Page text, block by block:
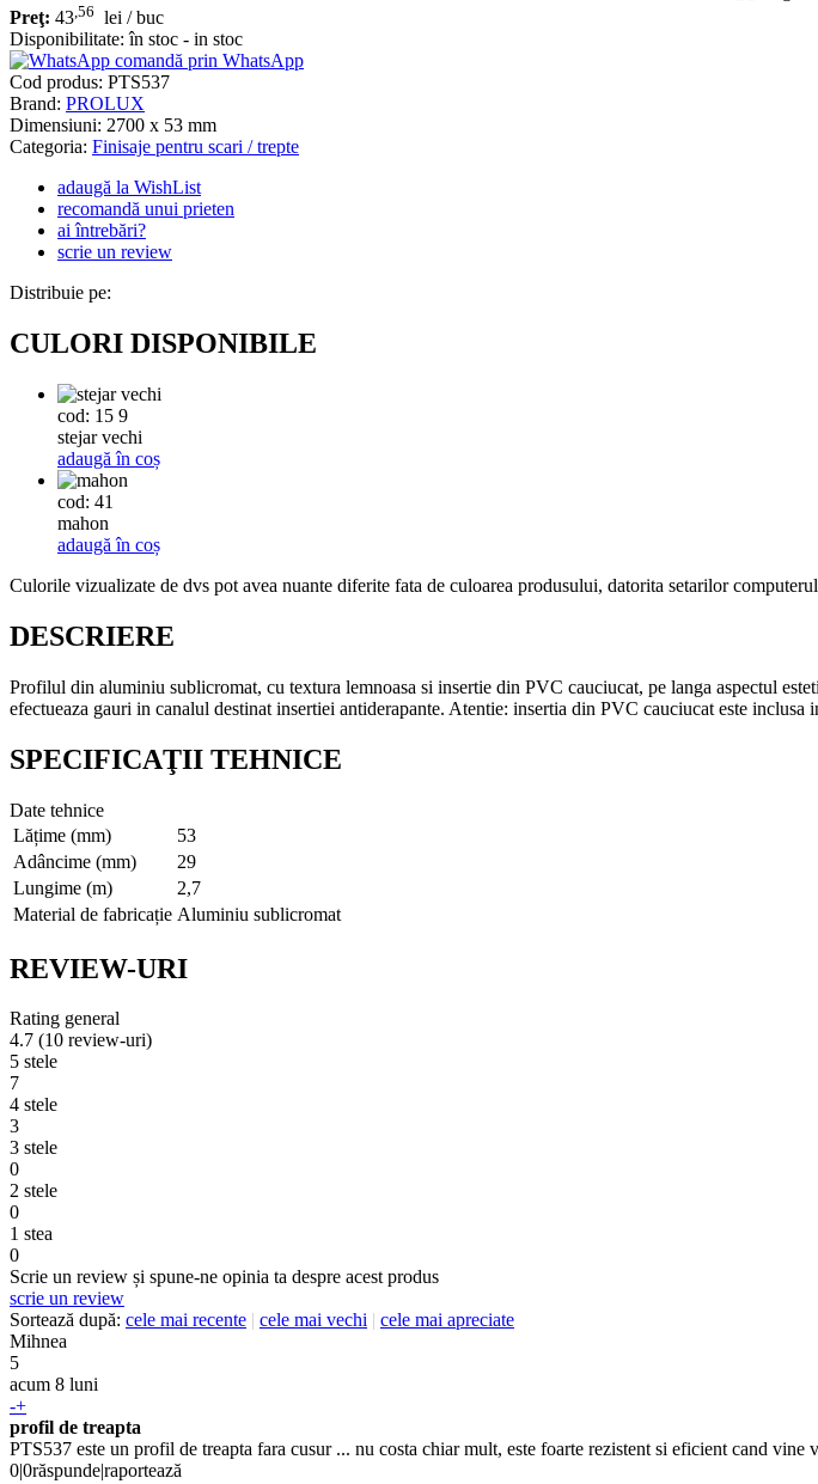
Preţ: 43 ,56 lei / buc
Disponibilitate: în stoc - in stoc
comandă prin WhatsApp
Cod produs: PTS537
Brand: PROLUX
Dimensiuni: 2700 x 53 mm
Categoria: Finisaje pentru scari / trepte
adaugă la WishList
recomandă unui prieten
ai întrebări?
scrie un review
Distribuie pe:
CULORI DISPONIBILE
cod: 15 9
stejar vechi
adaugă în coș
cod: 41
mahon
adaugă în coș
Culorile vizualizate de dvs pot avea nuante diferite fata de culoarea produsului, datorita setarilor
DESCRIERE
Profilul din aluminiu sublicromat, cu textura lemnoasa si insertie din PVC cauciucat, pe langa aspectul
efectueaza gauri in canalul destinat insertiei antiderapante. Atentie: insertia din PVC cauciucat este inclusa
SPECIFICAŢII TEHNICE
Date tehnice
Lățime (mm)
53
Adâncime (mm)
29
Lungime (m)
2,7
Material de fabricație Aluminiu sublicromat
REVIEW-URI
Rating general
4.7 (10 review-uri)
5 stele
7
4 stele
3
3 stele
0
2 stele
0
1 stea
0
Scrie un review și spune-ne opinia ta despre acest produs
scrie un review
Sortează după: cele mai recente cele mai vechi
cele mai apreciate
Mihnea
5
acum 8 luni
-+
profil de treapta
PTS537 este un profil de treapta fara cusur ... nu costa chiar mult, este foarte rezistent si eficient cand
00răspunderaportează